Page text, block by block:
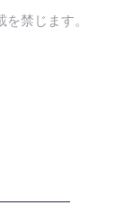
禁じます。